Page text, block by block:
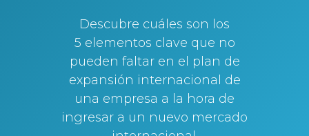
Descubre cuáles son los
5 elementos clave que no
pueden faltar en el plan de
expansión internacional de
una empresa a la hora de
ingresar a un nuevo mercado